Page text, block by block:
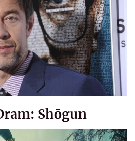
Shōgun